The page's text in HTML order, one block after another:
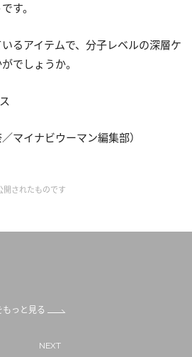
す。
るアイテムで、分子レベルの深層ケ
でしょうか。
マイナビウーマン編集部）
されたものです
もっと見る
NEXT